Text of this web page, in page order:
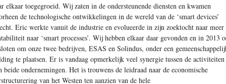
elkaar toegegroeid. Wij zaten in de ondersteunende diensten en kwamen
de technologische ontwikkelingen in de wereld van de ‘smart devices’
Eric werkte vanuit de industrie en evolueerde in zijn zoektocht naar meer
naar ‘smart processes’. Wij hebben elkaar daar gevonden en in 2013
om onze twee bedrijven, ESAS en Solindus, onder een
te plaatsen. Er is vandaag opmerkelijk veel synergie tussen de activiteiten
beide ondernemingen. Het is trouwens de leidraad naar de economische
van het Westen ten aanzien van de hele